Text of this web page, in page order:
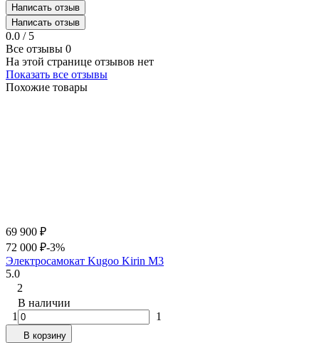
Написать отзыв
Написать отзыв
0.0 / 5
Все отзывы 0
На этой странице отзывов нет
Показать все отзывы
Похожие товары
69 900 ₽
72 000 ₽-3%
Электросамокат Kugoo Kirin M3
5.0
2
В наличии
1
1
В корзину